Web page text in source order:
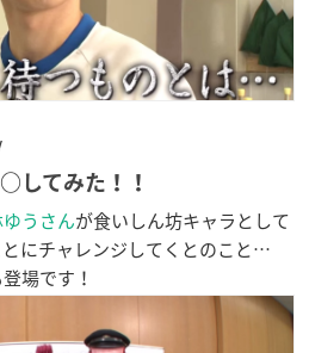
してみた！！
うさんが食いしん坊キャラとして
にチャレンジしてくとのこと…
場です！